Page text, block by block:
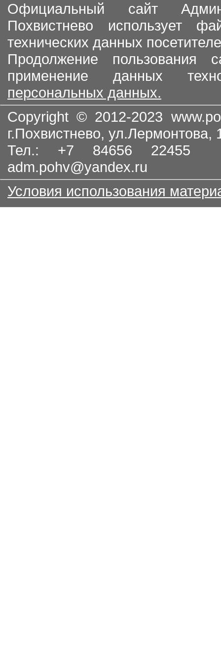
Официальный сайт
Похвистнево использует
технических данных
Продолжение пользования
применение данных
персональных данных.
Copyright © 2012-2023
г.Похвистнево, ул.Лермонтова,
Тел.: +7 84656
adm.pohv@yandex.ru
Условия использования